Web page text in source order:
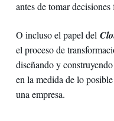
antes de tomar
O incluso el papel del
el proceso de
diseñando y
en la medida de lo
una empresa.